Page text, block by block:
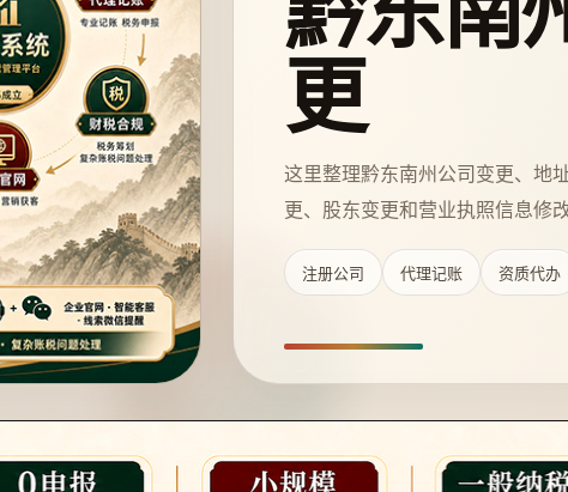
更
这里整理黔东南州公司变更、地
更、股东变更和营业执照信息修改
注册公司 代理记账 资质代办